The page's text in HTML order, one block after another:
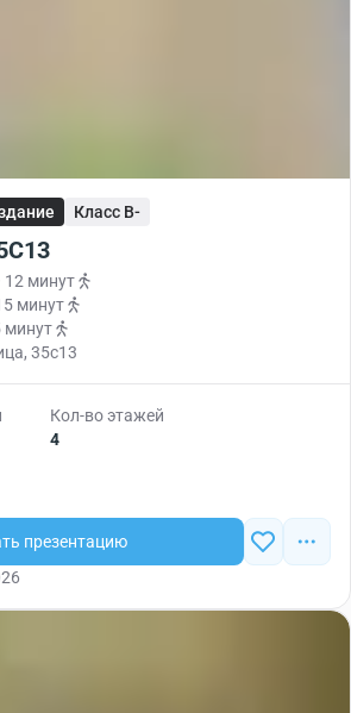
Класс B-
12 минут
минут
минут
35с13
Кол-во этажей
4
презентацию